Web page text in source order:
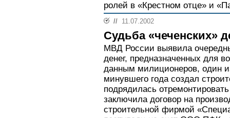
ролей в «Крестном отце» и
// 11.07.2002
Судьба «чеченских»
МВД России выявила
денег, предназначенных для
данным милиционеров, один
минувшего года создал
подрядилась
заключила договор на
строительной фирмой